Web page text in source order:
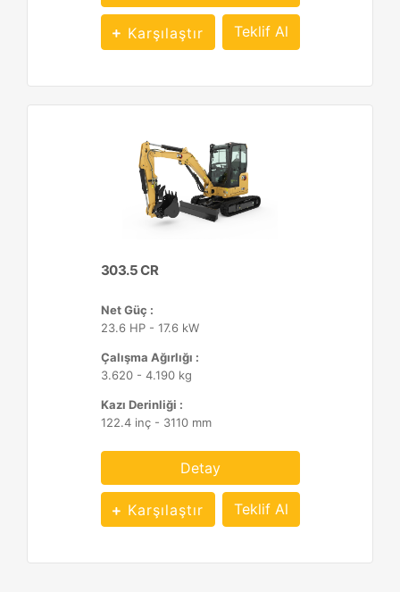
Karşılaştır Teklif Al
303.5 CR
Net Güç :
23.6 HP - 17.6 kW
Çalışma Ağırlığı :
3.620 - 4.190 kg
Kazı Derinliği :
122.4 inç - 3110 mm
Detay
Karşılaştır Teklif Al